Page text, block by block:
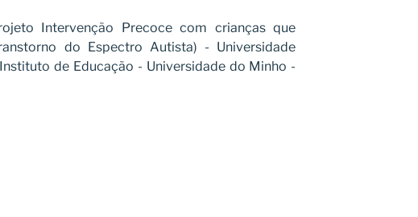
Intervenção Precoce com crianças que
do Espectro Autista) - Universidade
de Educação - Universidade do Minho -